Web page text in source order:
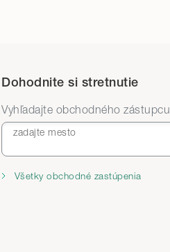
Dohodnite si stretnutie
Vyhľadajte obchodného zástupcu
zadajte mesto
Všetky obchodné zastúpenia